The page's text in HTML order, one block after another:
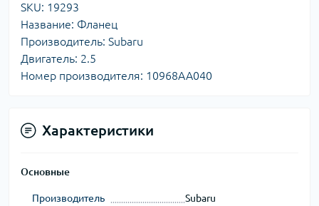
SKU: 19293
Название: Фланец
Производитель: Subaru
Двигатель: 2.5
Номер производителя: 10968AA040
Характеристики
Основные
Производитель Subaru